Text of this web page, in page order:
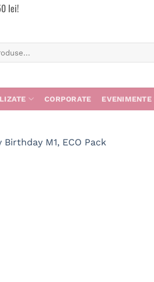
lei!
CORPORATE EVENIMENTE